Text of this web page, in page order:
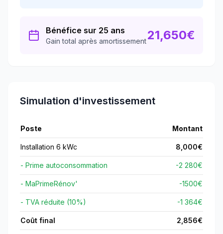
Bénéfice sur 25 ans
Gain total après amortissement21,650€
Simulation d'investissement
Poste Montant
Installation 6 kWc 8,000€
- Prime autoconsommation -2 280€
- MaPrimeRénov' -1500€
- TVA réduite (10%) -1 364€
Coût final 2,856€